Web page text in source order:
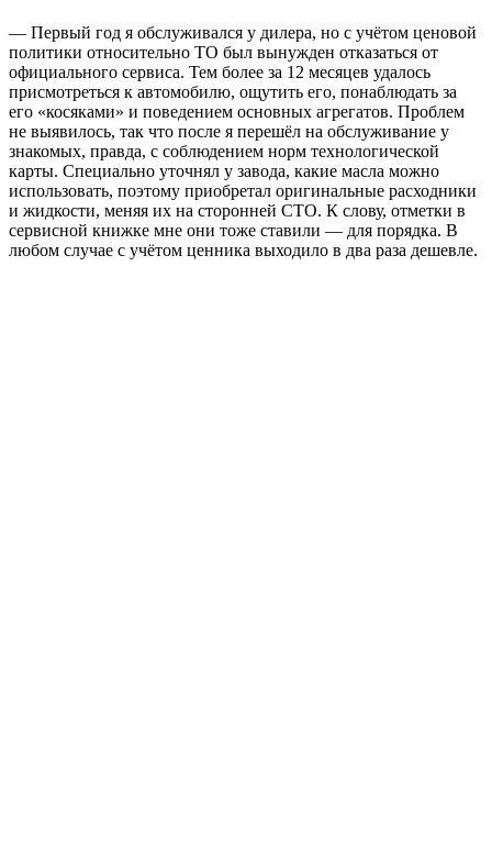
— Первый год я обслуживался у дилера, но с учётом ценовой
политики относительно ТО был вынужден отказаться от
официального сервиса. Тем более за 12 месяцев удалось
присмотреться к автомобилю, ощутить его, понаблюдать за
его «косяками» и поведением основных агрегатов. Проблем
не выявилось, так что после я перешёл на обслуживание у
знакомых, правда, с соблюдением норм технологической
карты. Специально уточнял у завода, какие масла можно
использовать, поэтому приобретал оригинальные расходники
и жидкости, меняя их на сторонней СТО. К слову, отметки в
сервисной книжке мне они тоже ставили — для порядка. В
любом случае с учётом ценника выходило в два раза дешевле.